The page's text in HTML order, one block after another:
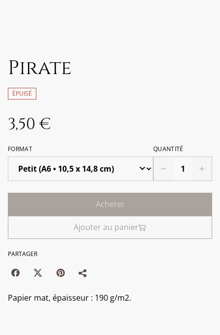
Pirate
ÉPUISÉ
3,50 €
FORMAT QUANTITÉ
Acheter
Ajouter au panier
PARTAGER
Papier mat, épaisseur : 190 g/m2.